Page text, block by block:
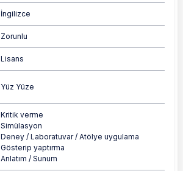
İngilizce
Zorunlu
Lisans
Yüz Yüze
Kritik verme
Simülasyon
Deney / Laboratuvar / Atölye uygulama
Gösterip yaptırma
Anlatım / Sunum